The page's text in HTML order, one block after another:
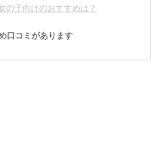
の子向けのおすすめは？
口コミがあります